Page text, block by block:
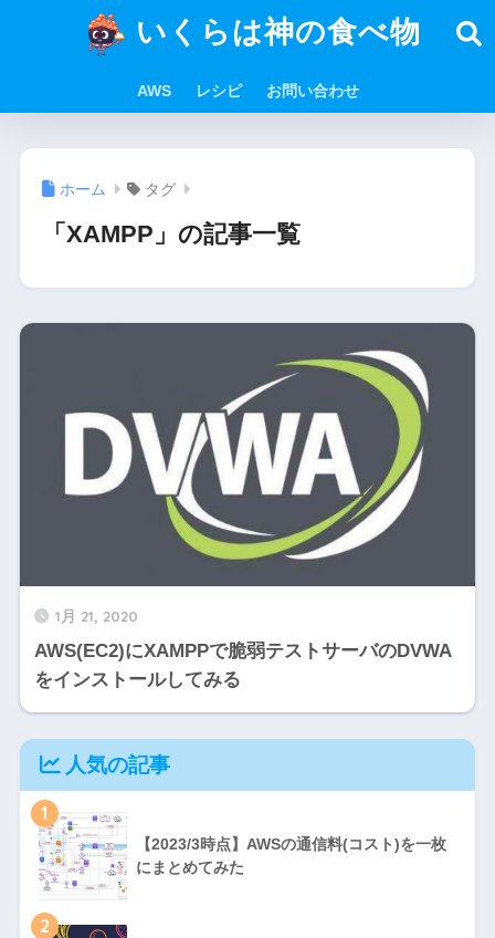
いくらは神の食べ物
AWS レシピ お問い合わせ
ホーム タグ
「XAMPP」の記事一覧
1月 21, 2020
AWS(EC2)にXAMPPで脆弱テストサーバのDVWA
をインストールしてみる
人気の記事
1
【2023/3時点】AWSの通信料(コスト)を一枚
にまとめてみた
2